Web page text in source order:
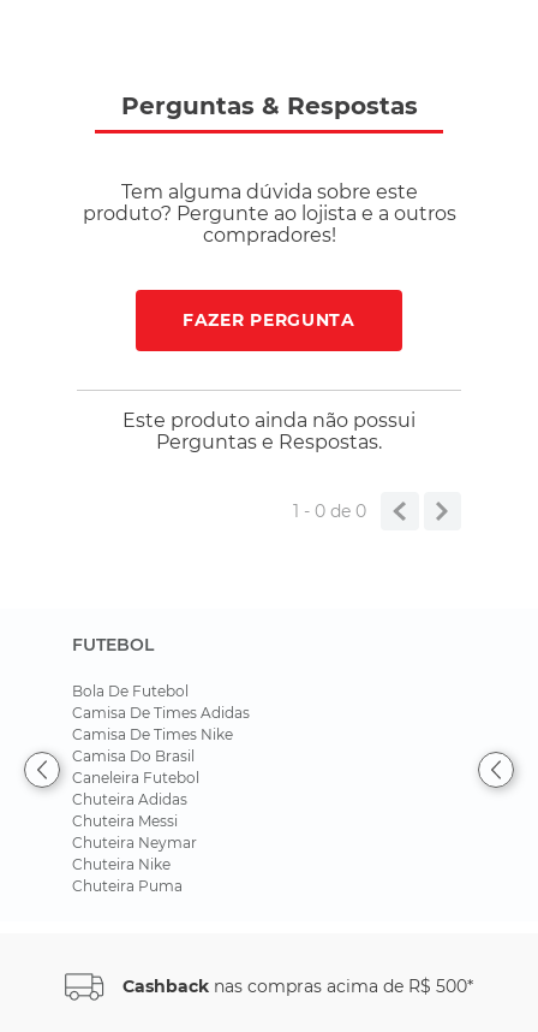
Perguntas & Respostas
Tem alguma dúvida sobre este
produto? Pergunte ao lojista e a outros
compradores!
FAZER PERGUNTA
Este produto ainda não possui
Perguntas e Respostas.
1 - 0de 0
FUTEBOL
Bola De Futebol
Camisa De Times Adidas
Camisa De Times Nike
Camisa Do Brasil
Caneleira Futebol
Chuteira Adidas
Chuteira Messi
Chuteira Neymar
Chuteira Nike
Chuteira Puma
Cashback nas compras acima de R$ 500*